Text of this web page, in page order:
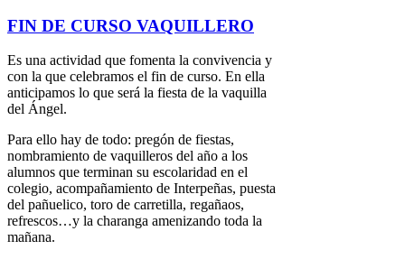
FIN DE CURSO VAQUILLERO
Es una actividad que fomenta la convivencia y
con la que celebramos el fin de curso. En ella
anticipamos lo que será la fiesta de la vaquilla
del Ángel.
Para ello hay de todo: pregón de fiestas,
nombramiento de vaquilleros del año a los
alumnos que terminan su escolaridad en el
colegio, acompañamiento de Interpeñas, puesta
del pañuelico, toro de carretilla, regañaos,
refrescos…y la charanga amenizando toda la
mañana.